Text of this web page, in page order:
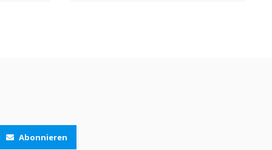
Abonnieren